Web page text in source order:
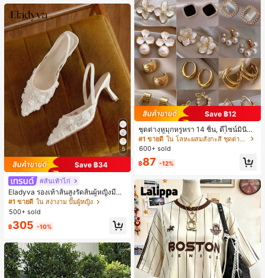
5
Save ฿34
#ส้นเท้าไก่
Eladyva รองเท้าส้นสูงรัดส้นผู้หญิงมีดอ
กไม้ประดับตาข่ายเสริมและสามารถสว
มได้สองแบบ ส้นสูง 7 ซม. รูปแบบโรมัน
หรูหรา ส้นเข็ม ลุคเทพนิยาย
#1 ขายดี ใน สง่างาม ปั๊มผู้หญิง
500+ sold
฿305 -10%
Save ฿12
ชุดต่างหูมุกหรูหรา 14 ชิ้น, ดีไซน์มินิมอ
ลใหม่ที่เป็นเอกลักษณ์ ต่างหูที่สง่างาม
สำหรับผู้หญิง, ของขวัญสำหรับเธอ
#1 ขายดี
ใน โลหะผสมสังกะสี ชุดต่างหูผู้หญิง
600+ sold
฿87 -12%